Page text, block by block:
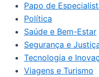
Papo de
Política
Saúde e Bem-Estar
Segurança e
Tecnologia e
Viagens e Turismo